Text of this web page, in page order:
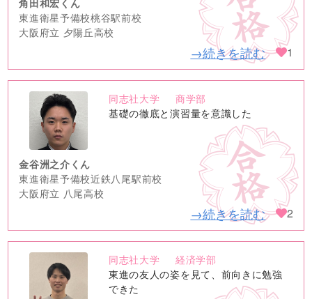
角田和宏くん
東進衛星予備校桃谷駅前校
大阪府立 夕陽丘高校
→続きを読む 1
no
image
同志社大学
商学部
基礎の徹底と演習量を意識した
金谷洲之介くん
東進衛星予備校近鉄八尾駅前校
大阪府立 八尾高校
→続きを読む 2
no
image
同志社大学
経済学部
東進の友人の姿を見て、前向きに勉強
できた